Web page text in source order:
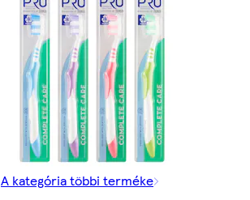
A kategória többi terméke